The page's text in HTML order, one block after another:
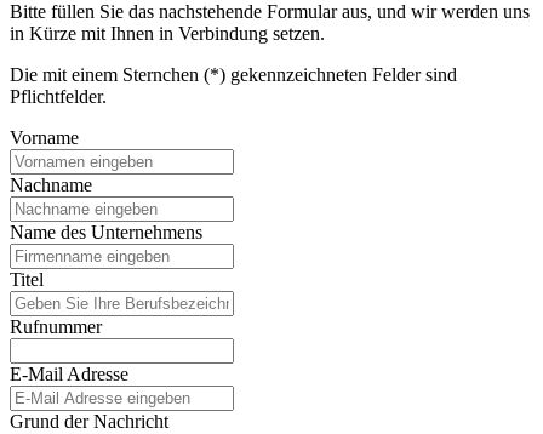
Bitte füllen Sie das nachstehende Formular aus, und wir werden uns
in Kürze mit Ihnen in Verbindung setzen.
Die mit einem Sternchen (*) gekennzeichneten Felder sind
Pflichtfelder.
Vorname
Nachname
Name des Unternehmens
Titel
Rufnummer
E-Mail Adresse
Grund der Nachricht